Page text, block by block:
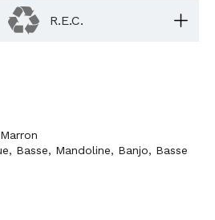
R.E.C.
Marron
, Basse, Mandoline, Banjo, Basse